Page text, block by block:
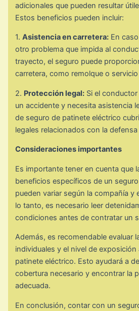
adicionales que pueden resultar
Estos beneficios pueden incluir:
1.Asistencia en carretera: En
otro problema que impida al
trayecto, el seguro puede
carretera, como remolque o
2. Protección legal: Si el
un accidente y necesita asistencia
de seguro de patinete eléctrico
legales relacionados con la
Consideraciones importantes
Es importante tener en cuenta que
beneficios específicos de un
pueden variar según la compañía y
lo tanto, es necesario leer
condiciones antes de contratar un
Además, es recomendable evaluar
individuales y el nivel de exposición
patinete eléctrico. Esto ayudará a
cobertura necesario y encontrar la
adecuada.
En conclusión, contar con un